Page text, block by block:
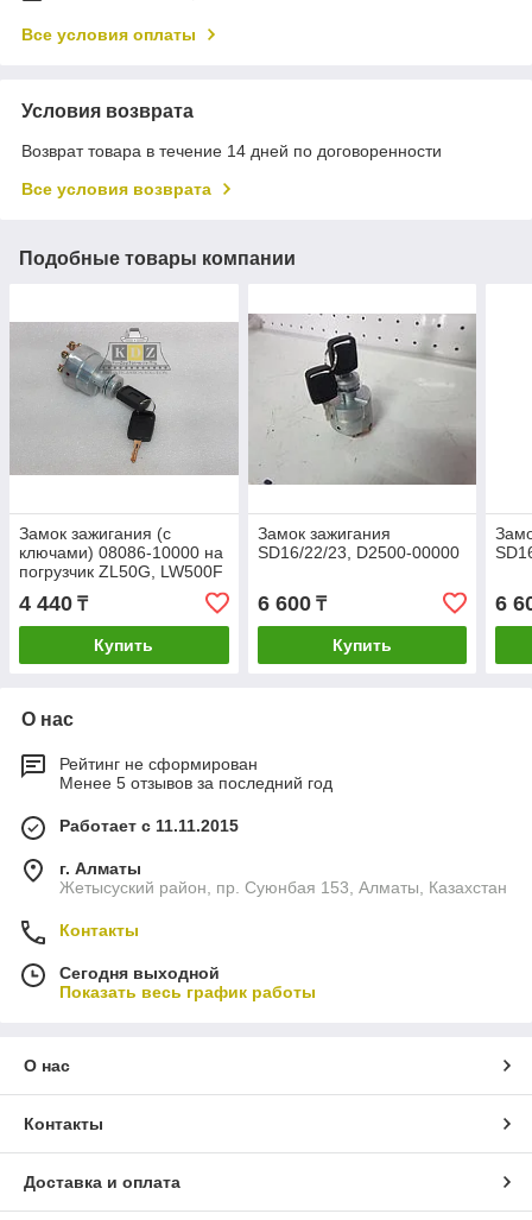
Все условия оплаты
Условия возврата
Возврат товара в течение 14 дней по договоренности
Все условия возврата
Подобные товары компании
Замок зажигания (с
ключами) 08086-10000 на
погрузчик ZL50G, LW500F
4 440 ₸
Купить
Замок зажигания
SD16/22/23, D2500-00000
6 600₸
Купить
6
О нас
Рейтинг не сформирован
Менее 5 отзывов за последний год
Работает с 11.11.2015
г. Алматы
Жетысуский район, пр. Суюнбая 153, Алматы, Казахстан
Контакты
Сегодня выходной
Показать весь график работы
О нас
Контакты
Доставка и оплата